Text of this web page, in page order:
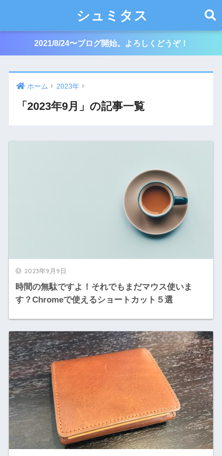
シュミタス
2021/8/24〜ブログ開始。よろしくどうぞ！
ホーム 2023年
「2023年9月」の記事一覧
2023年9月9日
時間の無駄ですよ！それでもまだマウス使いま
す？Chromeで使えるショートカット５選